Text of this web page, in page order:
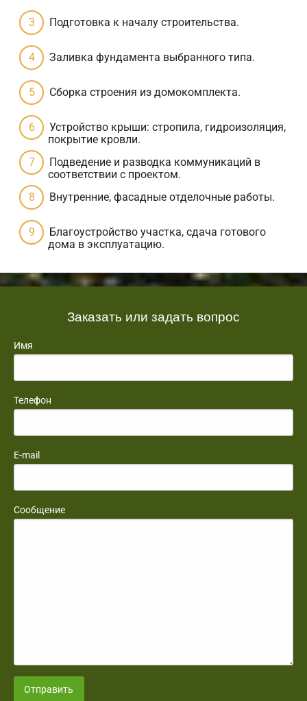
Подготовка к началу строительства.
Заливка фундамента выбранного типа.
Сборка строения из домокомплекта.
Устройство крыши: стропила, гидроизоляция,
покрытие кровли.
Подведение и разводка коммуникаций в
соответствии с проектом.
Внутренние, фасадные отделочные работы.
Благоустройство участка, сдача готового
дома в эксплуатацию.
Заказать или задать вопрос
Имя
Телефон
E-mail
Сообщение
Отправить